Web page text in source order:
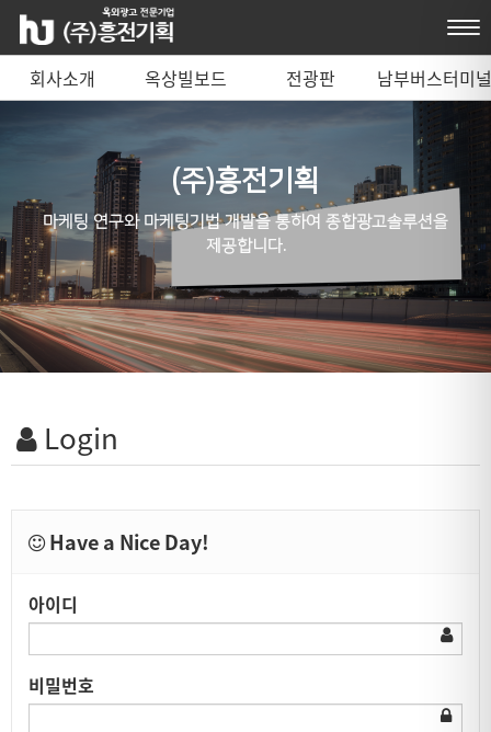
회사소개 옥상빌보드 전광판
남부버스터미널
매체 안내
(주)흥전기획
마케팅 연구와 마케팅기법 개발을 통하여 종합광고솔루션을
제공합니다.
Login
Have a Nice Day!
아이디
비밀번호